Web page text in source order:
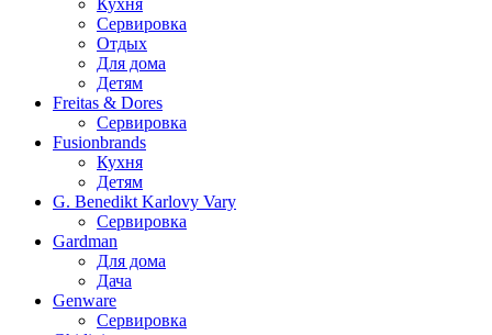
Кухня
Сервировка
Отдых
Для дома
Детям
Freitas & Dores
Сервировка
Fusionbrands
Кухня
Детям
G. Benedikt Karlovy Vary
Сервировка
Gardman
Для дома
Дача
Genware
Сервировка